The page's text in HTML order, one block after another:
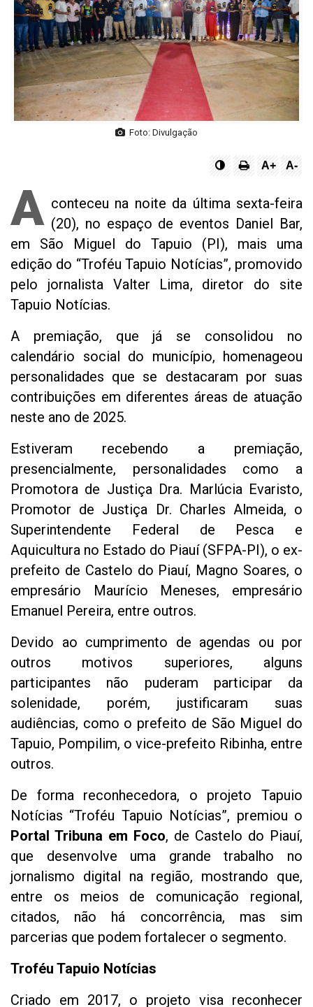
Foto: Divulgação
A+ A-
A conteceu na noite da última sexta-feira
(20), no espaço de eventos Daniel Bar,
em São Miguel do Tapuio (PI), mais uma
edição do “Troféu Tapuio Notícias”, promovido
pelo jornalista Valter Lima, diretor do site
Tapuio Notícias.
A premiação, que já se consolidou no
calendário social do município, homenageou
personalidades que se destacaram por suas
contribuições em diferentes áreas de atuação
neste ano de 2025.
Estiveram recebendo a premiação,
presencialmente, personalidades como a
Promotora de Justiça Dra. Marlúcia Evaristo,
Promotor de Justiça Dr. Charles Almeida, o
Superintendente Federal de Pesca e
Aquicultura no Estado do Piauí (SFPA-PI), o ex-
prefeito de Castelo do Piauí, Magno Soares, o
empresário Maurício Meneses, empresário
Emanuel Pereira, entre outros.
Devido ao cumprimento de agendas ou por
outros motivos superiores, alguns
participantes não puderam participar da
solenidade, porém, justificaram suas
audiências, como o prefeito de São Miguel do
Tapuio, Pompilim, o vice-prefeito Ribinha, entre
outros.
De forma reconhecedora, o projeto Tapuio
Notícias “Troféu Tapuio Notícias”, premiou o
Portal Tribuna em Foco, de Castelo do Piauí,
que desenvolve uma grande trabalho no
jornalismo digital na região, mostrando que,
entre os meios de comunicação regional,
citados, não há concorrência, mas sim
parcerias que podem fortalecer o segmento.
Troféu Tapuio Notícias
Criado em 2017, o projeto visa reconhecer